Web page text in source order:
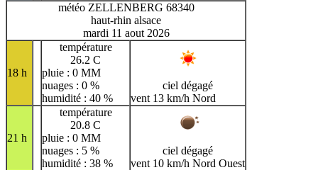
météo ZELLENBERG 68340
haut-rhin alsace
mardi 11 aout 2026
18 h
température
26.2 C
pluie : 0 MM
nuages : 0 %
humidité : 40 %
ciel dégagé
vent 13 km/h Nord
21 h
température
20.8 C
pluie : 0 MM
nuages : 5 %
humidité : 38 %
ciel dégagé
vent 10 km/h Nord Ouest